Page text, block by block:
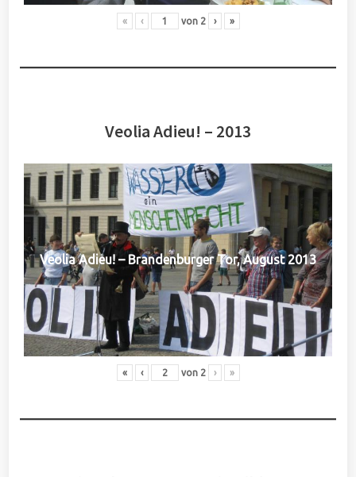
« ‹ von 2 › »
Veolia Adieu! – 2013
Veolia Adieu! – Brandenburger Tor, August 2013
« ‹ von 2 › »